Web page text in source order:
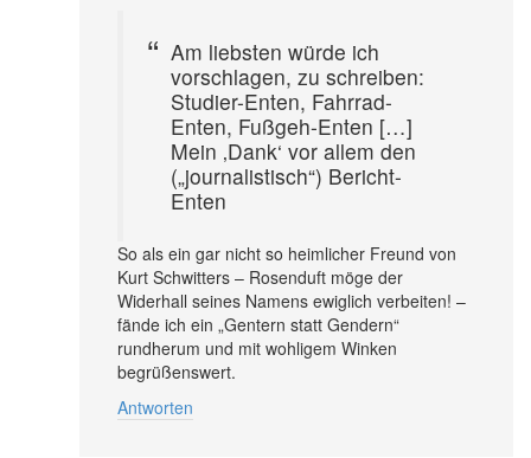
Am liebsten würde ich
vorschlagen, zu schreiben:
Studier-Enten, Fahrrad-
Enten, Fußgeh-Enten […]
Mein ‚Dank‘ vor allem den
(„journalistisch“) Bericht-
Enten
So als ein gar nicht so heimlicher Freund von
Kurt Schwitters – Rosenduft möge der
Widerhall seines Namens ewiglich verbeiten! –
fände ich ein „Gentern statt Gendern“
rundherum und mit wohligem Winken
begrüßenswert.
Antworten